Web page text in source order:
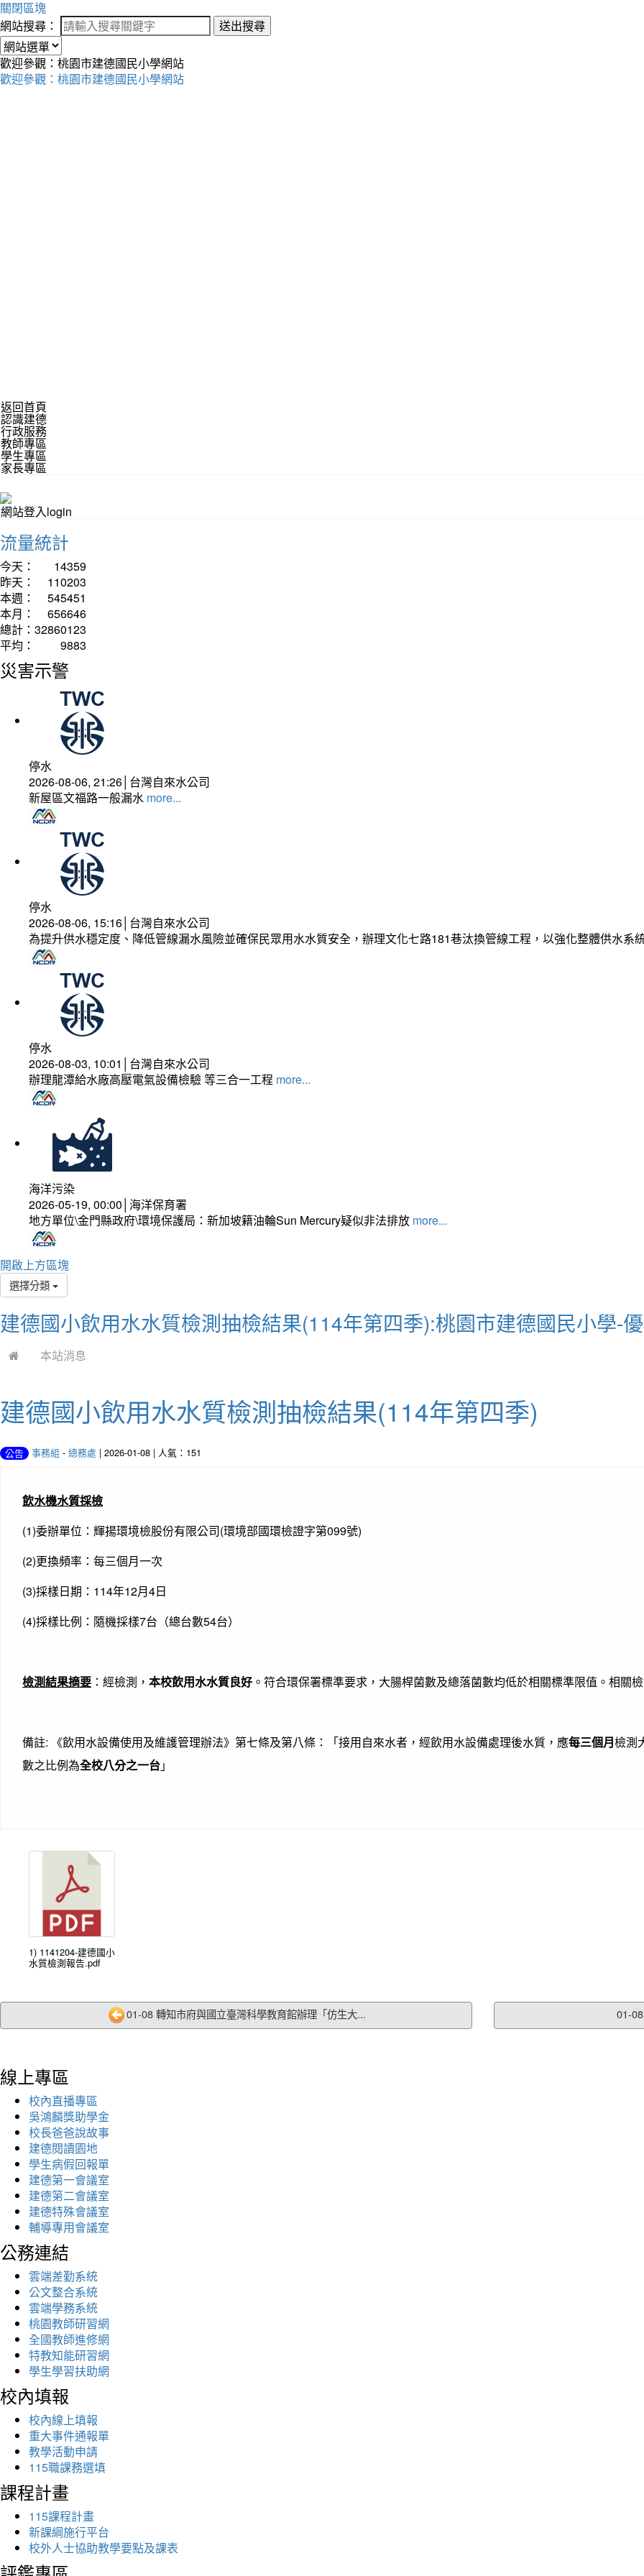
關閉區塊
網站搜尋：
送出搜尋
歡迎參觀：桃園市建德國民小學網站
歡迎參觀：桃園市建德國民小學網站
返回首頁
認識建德
行政服務
教師專區
學生專區
家長專區
網站登入login
流量統計
今天：
14359
昨天：
110203
本週：
545451
本月：
656646
總計： 32860123
平均：
9883
災害示警
停水
2026-08-06, 21:26│台灣自來水公司
新屋區文福路一般漏水 more...
停水
2026-08-06, 15:16│台灣自來水公司
為提升供水穩定度、降低管線漏水風險並確保民眾用水水質安全，辦理文化七路181巷汰換管線工程，以強化整體供水
停水
2026-08-03, 10:01│台灣自來水公司
辦理龍潭給水廠高壓電氣設備檢驗 等三合一工程 more...
海洋污染
2026-05-19, 00:00│海洋保育署
地方單位\金門縣政府\環境保護局：新加坡籍油輪Sun Mercury疑似非法排放 more...
開啟上方區塊
選擇分類
建德國小飲用水水質檢測抽檢結果(114年第四季):桃園市建德國民小學-
本站消息
建德國小飲用水水質檢測抽檢結果(114年第四季)
公告 事務組 - 總務處 | 2026-01-08 | 人氣：151
飲水機水質採檢
(1)委辦單位：輝揚環境檢股份有限公司(環境部國環檢證字第099號)
(2)更換頻率：每三個月一次
(3)採樣日期：114年12月4日
(4)採樣比例：隨機採樣7台（總台數54台）
檢測結果摘要 ：經檢測， 本校飲用水水質良好 。符合環保署標準要求，大腸桿菌數及總落菌數均低於相關標準限值。相關
備註: 《飲用水設備使用及維護管理辦法》第七條及第八條：「接用自來水者，經飲用水設備處理後水質，應每三個月檢測
數之比例為全校八分之一台」
1) 1141204-建德國小
水質檢測報告.pdf
01-08 轉知市府與國立臺灣科學教育館辦理「仿生大... 01-
線上專區
校內直播專區
吳鴻麟獎助學金
校長爸爸說故事
建德閱讀園地
學生病假回報單
建德第一會議室
建德第二會議室
建德特殊會議室
輔導專用會議室
公務連結
雲端差勤系統
公文整合系統
雲端學務系統
桃園教師研習網
全國教師進修網
特教知能研習網
學生學習扶助網
校內填報
校內線上填報
重大事件通報單
教學活動申請
115職課務選填
課程計畫
115課程計畫
新課綱施行平台
校外人士協助教學要點及課表